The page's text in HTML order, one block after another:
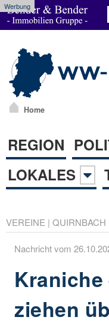
Werbung
Home
REGION
LOKALES
VEREINE | QUIRNBACH
Nachricht vom
Kraniche
ziehen